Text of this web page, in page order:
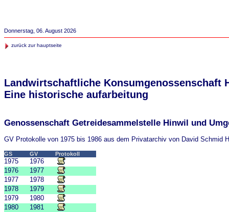
Donnerstag, 06. August 2026
zurück zur hauptseite
Landwirtschaftliche Konsumgenossenschaft
Eine historische aufarbeitung
Genossenschaft Getreidesammelstelle Hinwil und
GV Protokolle von 1975 bis 1986 aus dem Privatarchiv von David Schmid
GS GV Protokoll
1975
1976
1976
1977
1977
1978
1978
1979
1979
1980
1980
1981